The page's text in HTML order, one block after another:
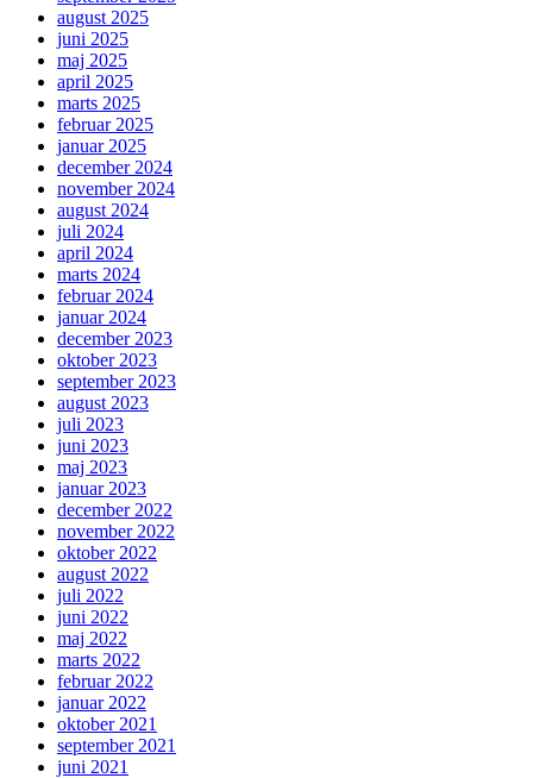
august 2025
juni 2025
maj 2025
april 2025
marts 2025
februar 2025
januar 2025
december 2024
november 2024
august 2024
juli 2024
april 2024
marts 2024
februar 2024
januar 2024
december 2023
oktober 2023
september 2023
august 2023
juli 2023
juni 2023
maj 2023
januar 2023
december 2022
november 2022
oktober 2022
august 2022
juli 2022
juni 2022
maj 2022
marts 2022
februar 2022
januar 2022
oktober 2021
september 2021
juni 2021